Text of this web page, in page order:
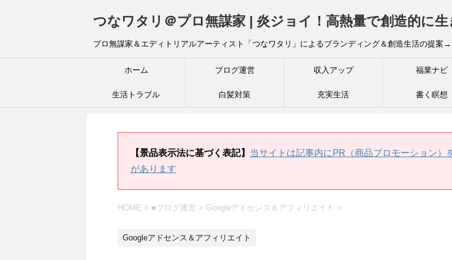
つなワタリ＠プロ無謀家 | 炎ジョイ！高熱量で創造的に生
プロ無謀家＆エディトリアルアーティスト「つなワタリ」によるブランディング＆創造生活の提案
ホーム ブログ運営 収入アップ 福業ナビ
生活トラブル 白髪対策 充実生活 書く瞑想
【景品表示法に基づく表記】 当サイトは記事内にPR（商品プロモーション）
があります
HOME > ■ブログ運営 > Googleアドセンス＆アフィリエイト >
Googleアドセンス＆アフィリエイト